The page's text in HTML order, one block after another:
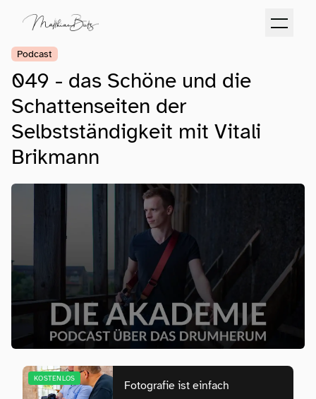
Podcast
049 - das Schöne und die
Schattenseiten der
Selbstständigkeit mit Vitali
Brikmann
KOSTENLOS
Fotografie ist einfach